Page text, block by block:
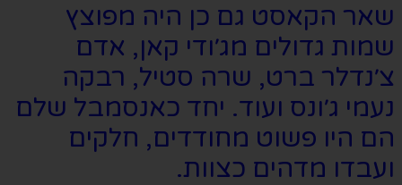
שאר הקאסט גם כן היה מפוצץ
שמות גדולים מג׳ודי קאן, אדם
צ׳נדלר ברט, שרה סטיל, רבקה
נעמי ג׳ונס ועוד. יחד כאנסמבל שלם
הם היו פשוט מחודדים, חלקים
ועבדו מדהים כצוות.